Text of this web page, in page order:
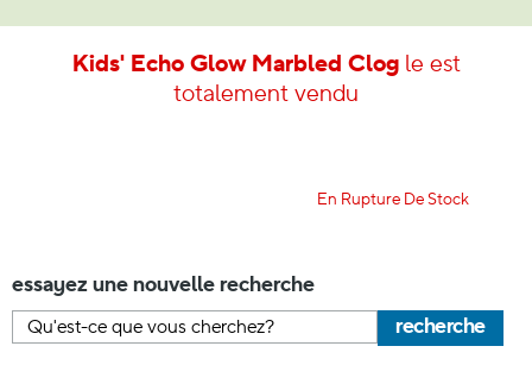
Kids' Echo Glow Marbled Clogle est
totalement vendu
En Rupture De Stock
essayez une nouvelle recherche
recherche